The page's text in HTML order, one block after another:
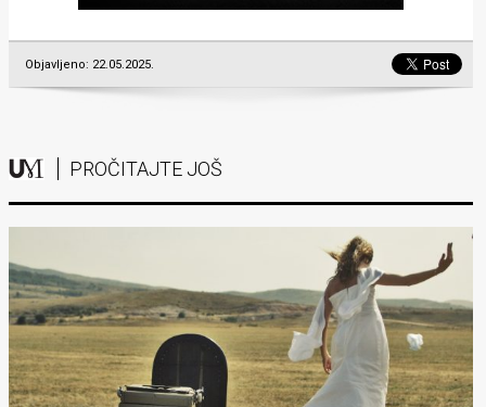
Objavljeno: 22.05.2025.
PROČITAJTE JOŠ